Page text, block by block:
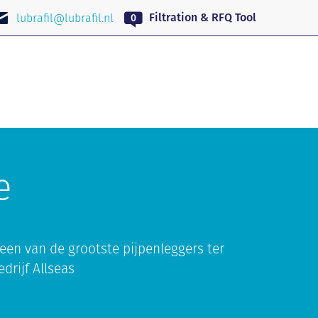
Filtration & RFQ Tool
lubrafil@lubrafil.nl NL
van de grootste pijpenleggers ter
Allseas